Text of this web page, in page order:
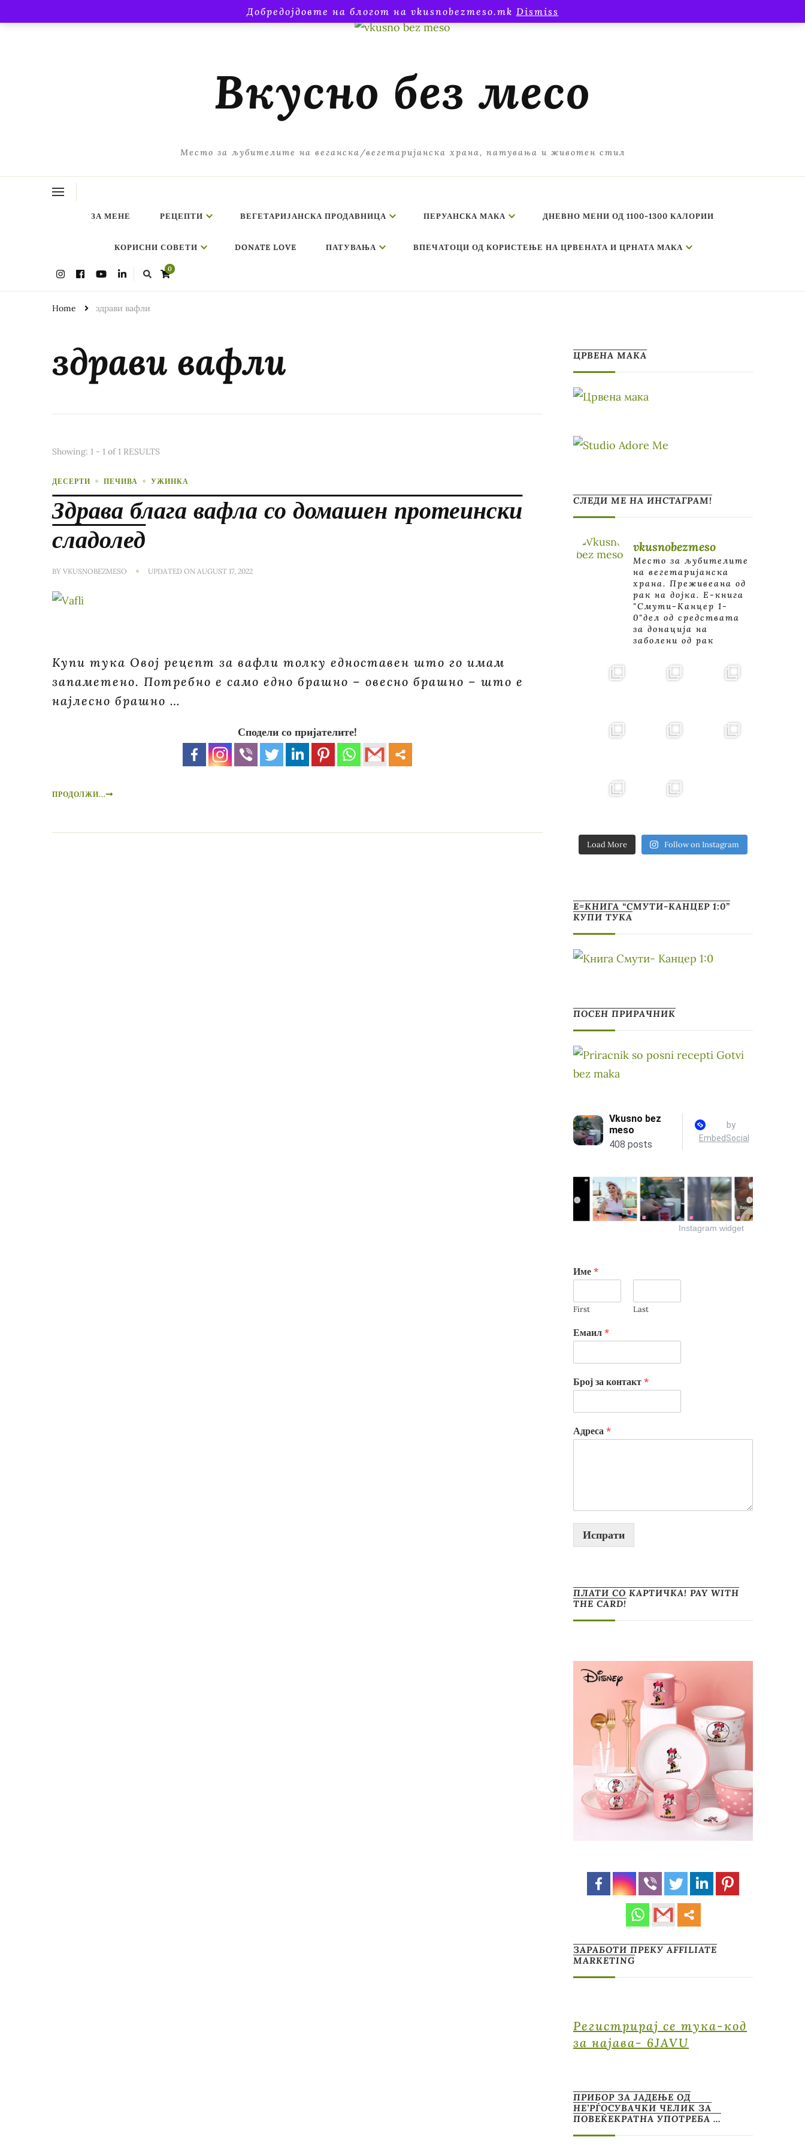
Добредојдовте на блогот на vkusnobezmeso.mk Dismiss
Вкусно без месо
Место за љубителите на веганска/вегетаријанска храна, патувања и животен стил
ЗА МЕНЕ РЕЦЕПТИ ВЕГЕТАРИЈАНСКА ПРОДАВНИЦА ПЕРУАНСКА МАКА ДНЕВНО МЕНИ ОД 1100-1300 КАЛОРИИ
КОРИСНИ СОВЕТИ DONATE LOVE ПАТУВАЊА ВПЕЧАТОЦИ ОД КОРИСТЕЊЕ НА ЦРВЕНАТА И ЦРНАТА МАКА
0
Home здрави вафли
здрави вафли
Showing: 1 - 1 of 1 RESULTS
ДЕСЕРТИ ПЕЧИВА УЖИНКА
Здрава блага вафла со домашен протеински
сладолед
BYVKUSNOBEZMESO UPDATED ON AUGUST 17, 2022
Купи тука Овој рецепт за вафли толку едноставен што го имам
запаметено. Потребно е само едно брашно – овесно брашно – што е
најлесно брашно …
Сподели со пријателите!
ПРОДОЛЖИ...
ЦРВЕНА МАКА
СЛЕДИ МЕ НА ИНСТАГРАМ!
vkusnobezmeso
Место за љубителите
на вегетаријанска
храна. Преживеана од
рак на дојка. E-книга
"Смути-Канцер 1-
0"дел од средствата
за донација на
заболени од рак
Load More Follow on Instagram
Е=КНИГА “СМУТИ-КАНЦЕР 1:0”
КУПИ ТУКА
ПОСЕН ПРИРАЧНИК
Instagram widget
Име *
First Last
Емаил *
Број за контакт *
Адреса *
Испрати
ПЛАТИ СО КАРТИЧКА! PAY WITH
THE CARD!
ЗАРАБОТИ ПРЕКУ AFFILIATE
MARKETING
Регистрирај се тука-код
за најава- 6JAVU
ПРИБОР ЗА ЈАДЕЊЕ ОД
НЕ’РЃОСУВАЧКИ ЧЕЛИК ЗА
ПОВЕЌЕКРАТНА УПОТРЕБА …